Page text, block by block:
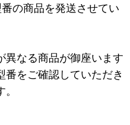
の商品を発送させてい
異なる商品が御座います
をご確認していただき